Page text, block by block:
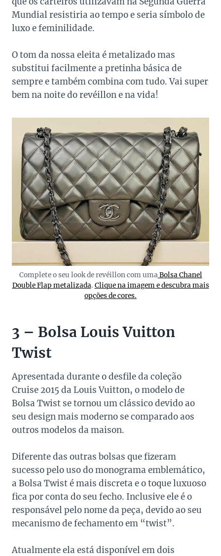
Mundial resistiria ao tempo e seria símbolo de
luxo e feminilidade.
O tom da nossa eleita é metalizado mas
substitui facilmente a pretinha básica de
sempre e também combina com tudo. Vai super
bem na noite do revéillon e na vida!
Complete o seu look de revéillon com umaBolsa Chanel
Double Flap metalizada. Clique na imagem e descubra mais
opções de cores.
3 – Bolsa Louis Vuitton
Twist
Apresentada durante o desfile da coleção
Cruise 2015 da Louis Vuitton, o modelo de
Bolsa Twist se tornou um clássico devido ao
seu design mais moderno se comparado aos
outros modelos da maison.
Diferente das outras bolsas que fizeram
sucesso pelo uso do monograma emblemático,
a Bolsa Twist é mais discreta e o toque luxuoso
fica por conta do seu fecho. Inclusive ele é o
responsável pelo nome da peça, devido ao seu
mecanismo de fechamento em “twist”.
Atualmente ela está disponível em dois